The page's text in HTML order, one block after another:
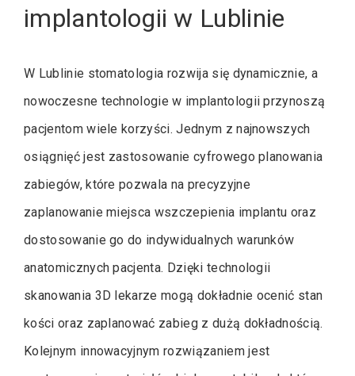
implantologii w Lublinie
W Lublinie stomatologia rozwija się dynamicznie, a
nowoczesne technologie w implantologii przynoszą
pacjentom wiele korzyści. Jednym z najnowszych
osiągnięć jest zastosowanie cyfrowego planowania
zabiegów, które pozwala na precyzyjne
zaplanowanie miejsca wszczepienia implantu oraz
dostosowanie go do indywidualnych warunków
anatomicznych pacjenta. Dzięki technologii
skanowania 3D lekarze mogą dokładnie ocenić stan
kości oraz zaplanować zabieg z dużą dokładnością.
Kolejnym innowacyjnym rozwiązaniem jest